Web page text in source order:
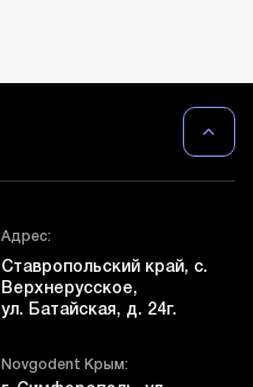
Адрес:
Ставропольский край, с.
Верхнерусское,
ул. Батайская, д. 24г.
Novgodent Крым: